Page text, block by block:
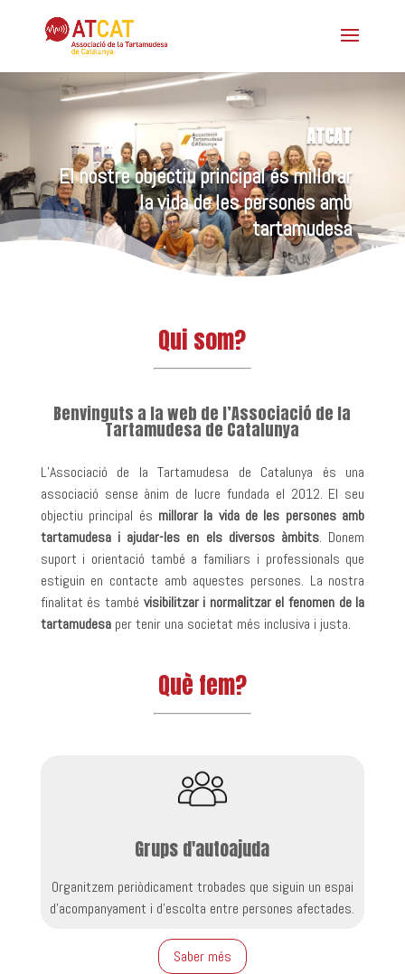
ATCAT
El nostre objectiu principal és millorar
la vida de les persones amb
tartamudesa
Qui som?
Benvinguts a la web de l’Associació de la
Tartamudesa de Catalunya
L’Associació de la Tartamudesa de Catalunya és una
associació sense ànim de lucre fundada el 2012. El seu
objectiu principal és millorar la vida de les persones amb
tartamudesa i ajudar-les en els diversos àmbits. Donem
suport i orientació també a familiars i professionals que
estiguin en contacte amb aquestes persones. La nostra
finalitat és també visibilitzar i normalitzar el fenomen de la
tartamudesaper tenir una societat més inclusiva i justa.
Què fem?
Grups d'autoajuda
Organitzem periòdicament trobades que siguin un espai
d’acompanyament i d’escolta entre persones afectades.
Saber més